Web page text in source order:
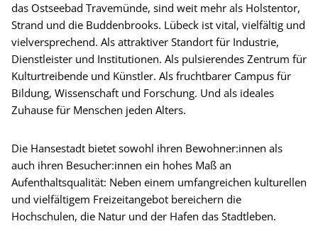
das Ostseebad Travemünde, sind weit mehr als Holstentor,
Strand und die Buddenbrooks. Lübeck ist vital, vielfältig und
vielversprechend. Als attraktiver Standort für Industrie,
Dienstleister und Institutionen. Als pulsierendes Zentrum für
Kulturtreibende und Künstler. Als fruchtbarer Campus für
Bildung, Wissenschaft und Forschung. Und als ideales
Zuhause für Menschen jeden Alters.
Die Hansestadt bietet sowohl ihren Bewohner:innen als
auch ihren Besucher:innen ein hohes Maß an
Aufenthaltsqualität: Neben einem umfangreichen kulturellen
und vielfältigem Freizeitangebot bereichern die
Hochschulen, die Natur und der Hafen das Stadtleben.